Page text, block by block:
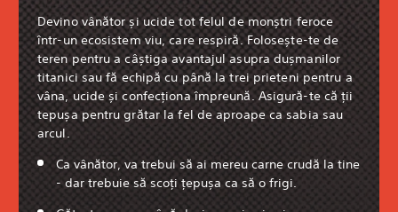
Devino vânător și ucide tot felul de monștri feroce
într-un ecosistem viu, care respiră. Folosește-te de
teren pentru a câștiga avantajul asupra dușmanilor
titanici sau fă echipă cu până la trei prieteni pentru a
vâna, ucide și confecționa împreună. Asigură-te că ții
tepușa pentru grătar la fel de aproape ca sabia sau
arcul.
Ca vânător, va trebui să ai mereu carne crudă la tine
- dar trebuie să scoți țepușa ca să o frigi.